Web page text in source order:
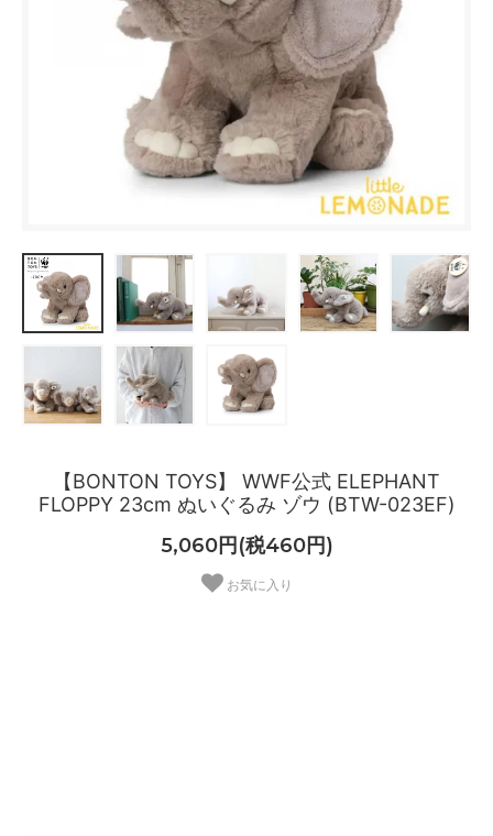
【BONTON TOYS】 WWF公式 ELEPHANT
FLOPPY 23cm ぬいぐるみ ゾウ (BTW-023EF)
5,060円(税460円)
お気に入り